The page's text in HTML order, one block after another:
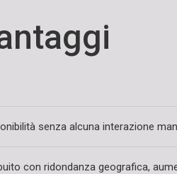
senza alcuna interazione
con ridondanza geografica,